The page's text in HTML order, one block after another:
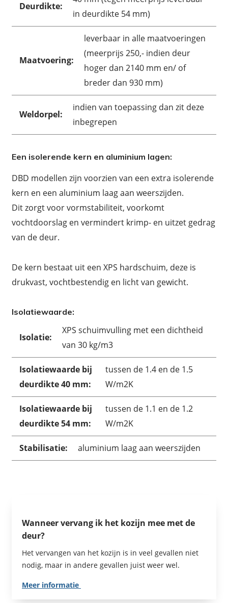
Deurdikte:
in deurdikte 54 mm)
Maatvoering:
leverbaar in alle maatvoeringen
(meerprijs 250,- indien deur
hoger dan 2140 mm en/ of
breder dan 930 mm)
Weldorpel:
indien van toepassing dan zit deze
inbegrepen
Een isolerende kern en aluminium lagen:
DBD modellen zijn voorzien van een extra isolerende
kern en een aluminium laag aan weerszijden.
Dit zorgt voor vormstabiliteit, voorkomt
vochtdoorslag en vermindert krimp- en uitzet gedrag
van de deur.
De kern bestaat uit een XPS hardschuim, deze is
drukvast, vochtbestendig en licht van gewicht.
Isolatiewaarde:
Isolatie:
XPS schuimvulling met een dichtheid
van 30 kg/m3
Isolatiewaarde bij
deurdikte 40 mm:
tussen de 1.4 en de 1.5
W/m2K
Isolatiewaarde bij
deurdikte 54 mm:
tussen de 1.1 en de 1.2
W/m2K
Stabilisatie: aluminium laag aan weerszijden
Wanneer vervang ik het kozijn mee met de
deur?
Het vervangen van het kozijn is in veel gevallen niet
nodig, maar in andere gevallen juist weer wel.
Meer informatie